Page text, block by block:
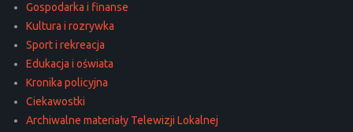
Gospodarka i finanse
Kultura i rozrywka
Sport i rekreacja
Edukacja i oświata
Kronika policyjna
Ciekawostki
Archiwalne materiały Telewizji Lokalnej